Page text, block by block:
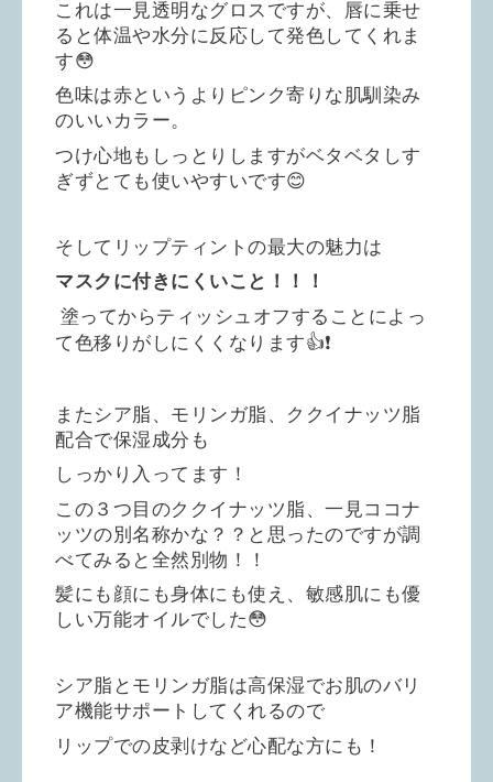
これは一見透明なグロスですが、唇に乗せ
ると体温や水分に反応して発色してくれま
す😳
色味は赤というよりピンク寄りな肌馴染み
のいいカラー。
つけ心地もしっとりしますがベタベタしす
ぎずとても使いやすいです😊
そしてリップティントの最大の魅力は
マスクに付きにくいこと！！！
塗ってからティッシュオフすることによっ
て色移りがしにくくなります👍❗️
またシア脂、モリンガ脂、ククイナッツ脂
配合で保湿成分も
しっかり入ってます！
この３つ目のククイナッツ脂、一見ココナ
ッツの別名称かな？？と思ったのですが調
べてみると全然別物！！
髪にも顔にも身体にも使え、敏感肌にも優
しい万能オイルでした😳
シア脂とモリンガ脂は高保湿でお肌のバリ
ア機能サポートしてくれるので
リップでの皮剥けなど心配な方にも！